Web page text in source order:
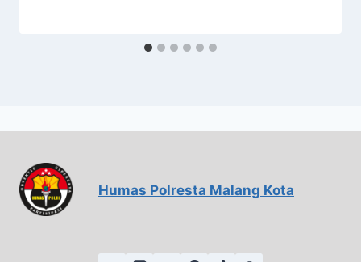
Humas Polresta Malang Kota